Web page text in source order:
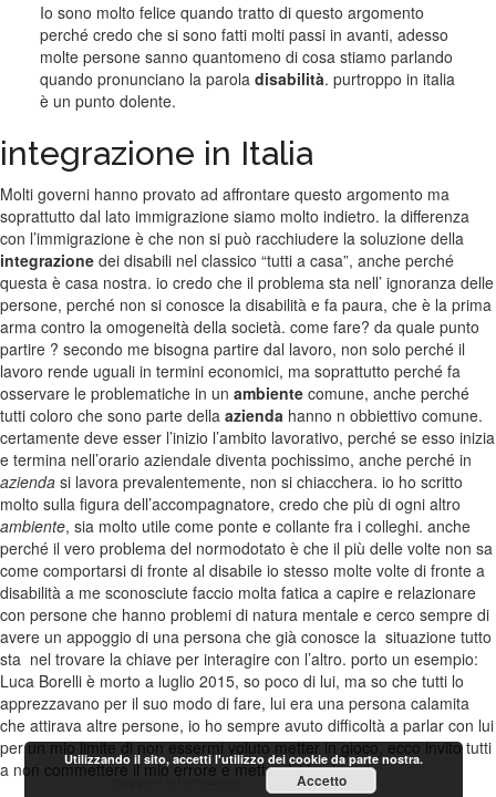
Io sono molto felice quando tratto di questo argomento
perché credo che si sono fatti molti passi in avanti, adesso
molte persone sanno quantomeno di cosa stiamo parlando
quando pronunciano la parola disabilità. purtroppo in italia
è un punto dolente.
integrazione in Italia
Molti governi hanno provato ad affrontare questo argomento ma
soprattutto dal lato immigrazione siamo molto indietro. la differenza
con l’immigrazione è che non si può racchiudere la soluzione della
integrazione dei disabili nel classico “tutti a casa”, anche perché
questa è casa nostra. io credo che il problema sta nell’ ignoranza delle
persone, perché non si conosce la disabilità e fa paura, che è la prima
arma contro la omogeneità della società. come fare? da quale punto
partire ? secondo me bisogna partire dal lavoro, non solo perché il
lavoro rende uguali in termini economici, ma soprattutto perché fa
osservare le problematiche in un ambiente comune, anche perché
tutti coloro che sono parte della azienda hanno n obbiettivo comune.
certamente deve esser l’inizio l’ambito lavorativo, perché se esso inizia
e termina nell’orario aziendale diventa pochissimo, anche perché in
azienda si lavora prevalentemente, non si chiacchera. io ho scritto
molto sulla figura dell’accompagnatore, credo che più di ogni altro
ambiente, sia molto utile come ponte e collante fra i colleghi. anche
perché il vero problema del normodotato è che il più delle volte non sa
come comportarsi di fronte al disabile io stesso molte volte di fronte a
disabilità a me sconosciute faccio molta fatica a capire e relazionare
con persone che hanno problemi di natura mentale e cerco sempre di
avere un appoggio di una persona che già conosce la situazione tutto
sta nel trovare la chiave per interagire con l’altro. porto un esempio:
Luca Borelli è morto a luglio 2015, so poco di lui, ma so che tutti lo
apprezzavano per il suo modo di fare, lui era una persona calamita
che attirava altre persone, io ho sempre avuto difficoltà a parlar con lui
per un mio limite di non essermi voluto metter in gioco, ecco invito tutti
a non commettere il mio errore e mettercisi in gioco
Utilizzando il sito, accetti l'utilizzo dei cookie da parte nostra.
maggiori informazioni
Accetto